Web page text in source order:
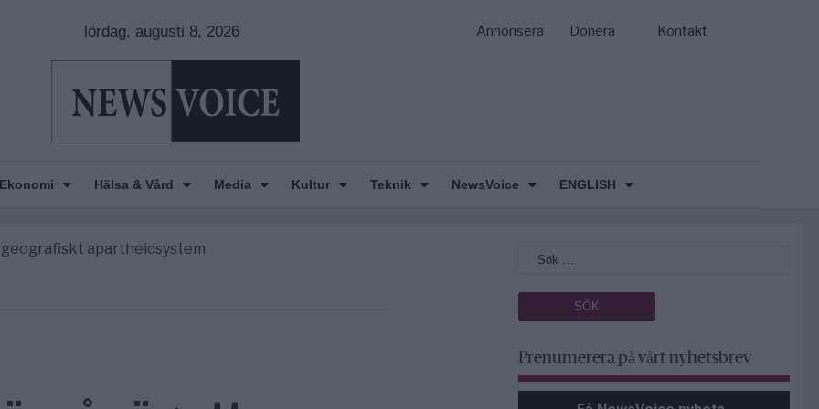
lördag, augusti 8, 2026 Annonsera Donera Kontakt
Ekonomi Hälsa & Vård Media Kultur Teknik NewsVoice ENGLISH
– Finally
geografiskt apartheidsystem
Prenumerera på vårt nyhetsbrev